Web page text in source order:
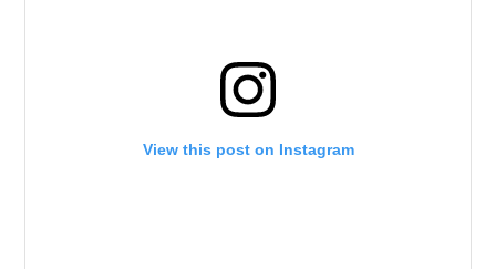
View this post on Instagram